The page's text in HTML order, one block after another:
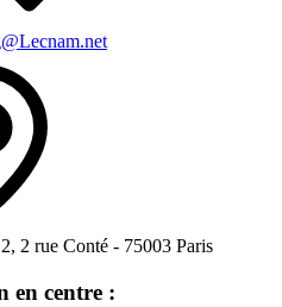
2 rue Conté - 75003 Paris
en centre :